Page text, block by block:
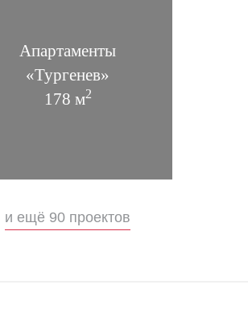
Апартаменты
«Тургенев»
178 м2
и ещё 90 проектов